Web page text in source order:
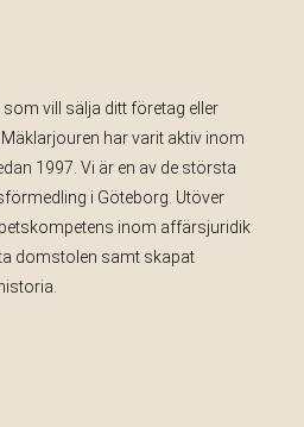
vill sälja ditt företag eller
har varit aktiv inom
1997. Vi är en av de största
i Göteborg. Utöver
inom affärsjuridik
domstolen samt skapat